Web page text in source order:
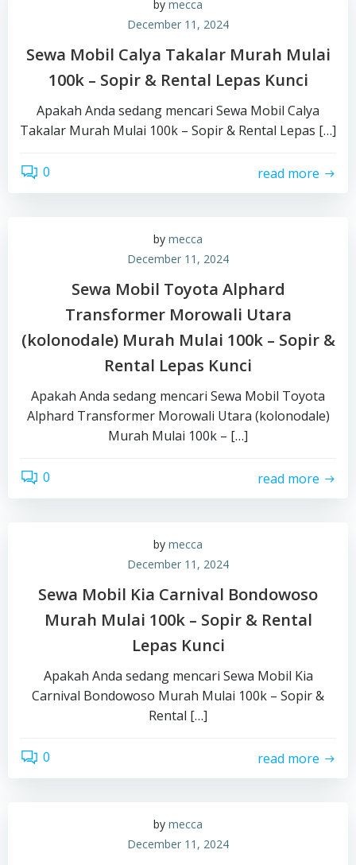
by mecca
December 11, 2024
Sewa Mobil Calya Takalar Murah Mulai
100k – Sopir & Rental Lepas Kunci
Apakah Anda sedang mencari Sewa Mobil Calya
Takalar Murah Mulai 100k – Sopir & Rental Lepas […]
0 read more
by mecca
December 11, 2024
Sewa Mobil Toyota Alphard
Transformer Morowali Utara
(kolonodale) Murah Mulai 100k – Sopir &
Rental Lepas Kunci
Apakah Anda sedang mencari Sewa Mobil Toyota
Alphard Transformer Morowali Utara (kolonodale)
Murah Mulai 100k – […]
0 read more
by mecca
December 11, 2024
Sewa Mobil Kia Carnival Bondowoso
Murah Mulai 100k – Sopir & Rental
Lepas Kunci
Apakah Anda sedang mencari Sewa Mobil Kia
Carnival Bondowoso Murah Mulai 100k – Sopir &
Rental […]
0 read more
by mecca
December 11, 2024